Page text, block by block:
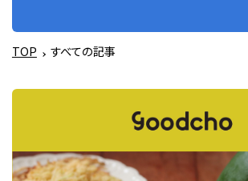
TOP すべての記事